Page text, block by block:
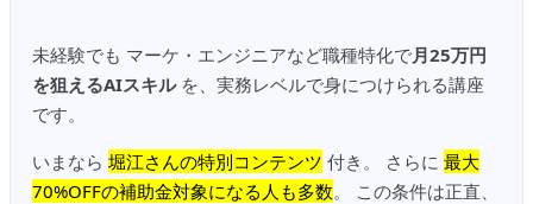
未経験でも マーケ・エンジニアなど職種特化で月25万円
を狙えるAIスキルを、実務レベルで身につけられる講座
です。
いまなら 堀江さんの特別コンテンツ 付き。 さらに 最大
70%OFFの補助金対象になる人も多数。 この条件は正直、